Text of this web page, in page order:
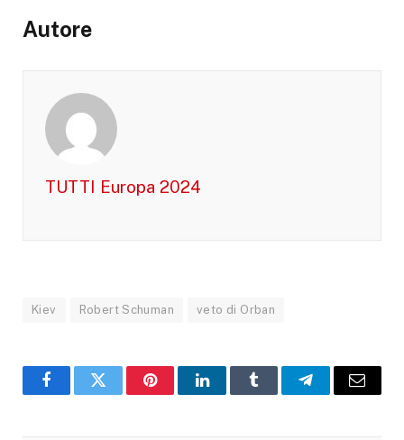
Autore
TUTTI Europa 2024
Kiev Robert Schuman veto di Orban
Facebook
X PinterestLinkedInTumblr TelegramEmail